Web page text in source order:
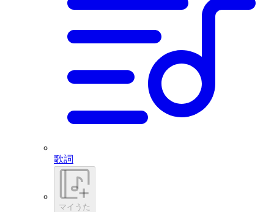
歌詞
マイうた